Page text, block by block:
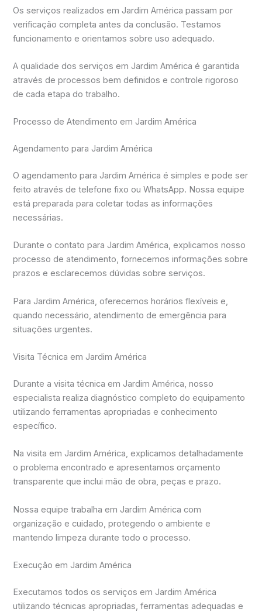
Os serviços realizados em Jardim América passam por
verificação completa antes da conclusão. Testamos
funcionamento e orientamos sobre uso adequado.
A qualidade dos serviços em Jardim América é garantida
através de processos bem definidos e controle rigoroso
de cada etapa do trabalho.
Processo de Atendimento em Jardim América
Agendamento para Jardim América
O agendamento para Jardim América é simples e pode ser
feito através de telefone fixo ou WhatsApp. Nossa equipe
está preparada para coletar todas as informações
necessárias.
Durante o contato para Jardim América, explicamos nosso
processo de atendimento, fornecemos informações sobre
prazos e esclarecemos dúvidas sobre serviços.
Para Jardim América, oferecemos horários flexíveis e,
quando necessário, atendimento de emergência para
situações urgentes.
Visita Técnica em Jardim América
Durante a visita técnica em Jardim América, nosso
especialista realiza diagnóstico completo do equipamento
utilizando ferramentas apropriadas e conhecimento
específico.
Na visita em Jardim América, explicamos detalhadamente
o problema encontrado e apresentamos orçamento
transparente que inclui mão de obra, peças e prazo.
Nossa equipe trabalha em Jardim América com
organização e cuidado, protegendo o ambiente e
mantendo limpeza durante todo o processo.
Execução em Jardim América
Executamos todos os serviços em Jardim América
utilizando técnicas apropriadas, ferramentas adequadas e